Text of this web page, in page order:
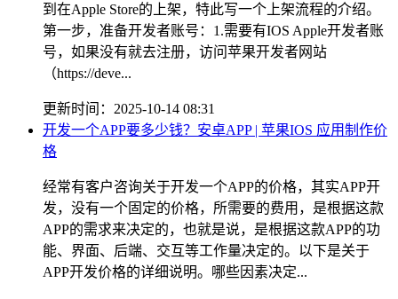
到在Apple Store的上架，特此写一个上架流程的介绍。
第一步，准备开发者账号：1.需要有IOS Apple开发者账
号，如果没有就去注册，访问苹果开发者网站
（https://deve...
更新时间：2025-10-14 08:31
开发一个APP要多少钱？安卓APP | 苹果IOS 应用制作价
格
经常有客户咨询关于开发一个APP的价格，其实APP开
发，没有一个固定的价格，所需要的费用，是根据这款
APP的需求来决定的，也就是说，是根据这款APP的功
能、界面、后端、交互等工作量决定的。以下是关于
APP开发价格的详细说明。哪些因素决定...